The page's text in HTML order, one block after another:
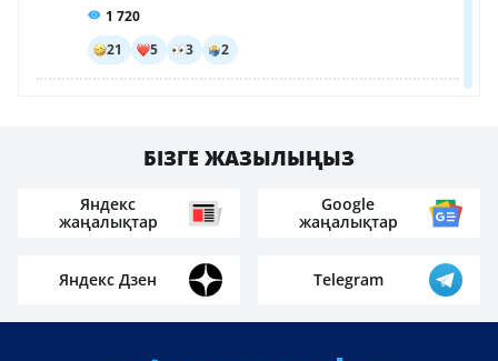
17-летняя девушка пошла в гости к подругам и